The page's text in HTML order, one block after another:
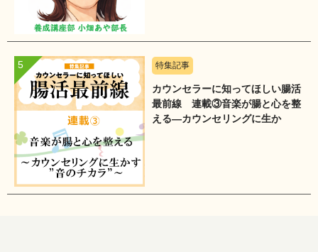
特集記事
カウンセラーに知ってほしい腸活
最前線 連載③音楽が腸と心を整
える―カウンセリングに生か